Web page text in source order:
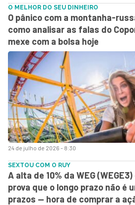
24 de julho de 2026 - 8:30
O MELHOR DO SEU DINHEIRO
O pânico com a montanha-
como analisar as falas do
mexe com a bolsa hoje
SEXTOU COM O RUY
A alta de 10% da WEG
prova que o longo prazo não é
prazos — hora de comprar a